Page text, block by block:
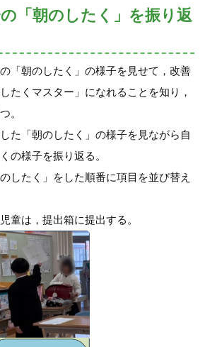
の「朝のしたく」を振り返
「朝のしたく」の様子を見せて，改善
たくマスター」になれることを知り，
。
た「朝のしたく」の様子を見ながら自
の様子を振り返る。
したく」をした順番に項目を並び替え
児童は，提出箱に提出する。